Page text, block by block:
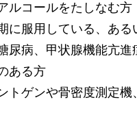
ルコールをたしなむ
に服用している、あ
尿病、甲状腺機能亢
ある方
ゲンや骨密度測定機